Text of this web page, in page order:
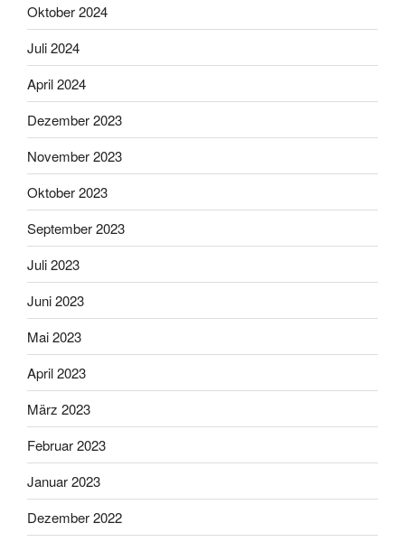
Oktober 2024
Juli 2024
April 2024
Dezember 2023
November 2023
Oktober 2023
September 2023
Juli 2023
Juni 2023
Mai 2023
April 2023
März 2023
Februar 2023
Januar 2023
Dezember 2022